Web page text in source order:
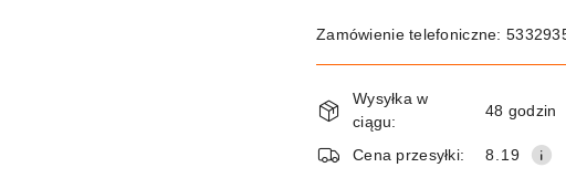
Zamówienie telefoniczne:
Dostępność
i
dostawa
Wysyłka w
ciągu:
48 godzin
Cena przesyłki: 8.19